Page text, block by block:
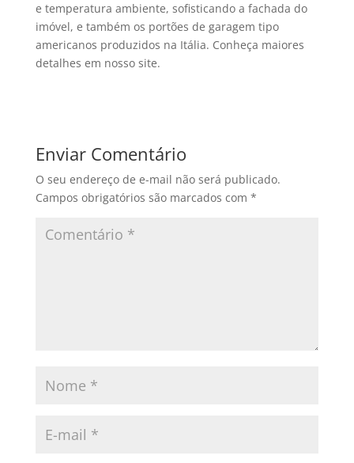
e temperatura ambiente, sofisticando a fachada do
imóvel, e também os portões de garagem tipo
americanos produzidos na Itália. Conheça maiores
detalhes em nosso site.
Enviar Comentário
O seu endereço de e-mail não será publicado.
Campos obrigatórios são marcados com *